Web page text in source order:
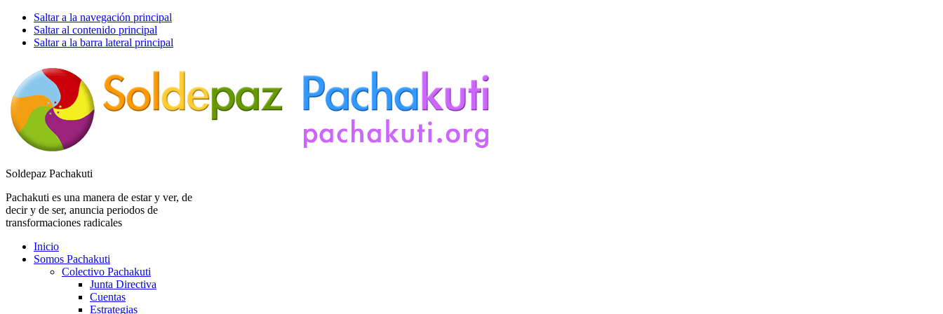
Saltar a la navegación principal
Saltar al contenido principal
Saltar a la barra lateral principal
Soldepaz Pachakuti
Pachakuti es una manera de estar y ver, de
decir y de ser, anuncia periodos de
transformaciones radicales
Inicio
Somos Pachakuti
Colectivo Pachakuti
Junta Directiva
Cuentas
Estrategias